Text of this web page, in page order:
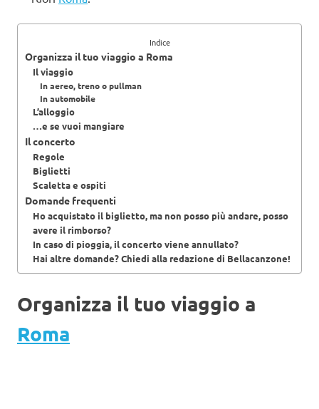
Indice
Organizza il tuo viaggio a Roma
Il viaggio
In aereo, treno o pullman
In automobile
L’alloggio
…e se vuoi mangiare
Il concerto
Regole
Biglietti
Scaletta e ospiti
Domande frequenti
Ho acquistato il biglietto, ma non posso più andare, posso
avere il rimborso?
In caso di pioggia, il concerto viene annullato?
Hai altre domande? Chiedi alla redazione di Bellacanzone!
Organizza il tuo viaggio a
Roma